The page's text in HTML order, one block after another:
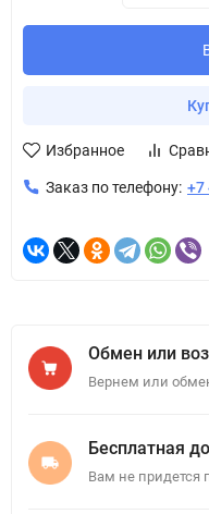
Избранное
Заказ по телефону: +7
Обмен или
Вернем или
Бесплатная
Вам не придется